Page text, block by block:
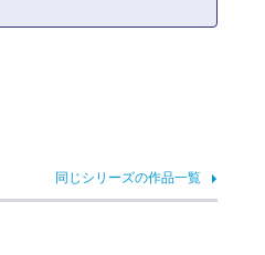
同じシリーズの作品一覧